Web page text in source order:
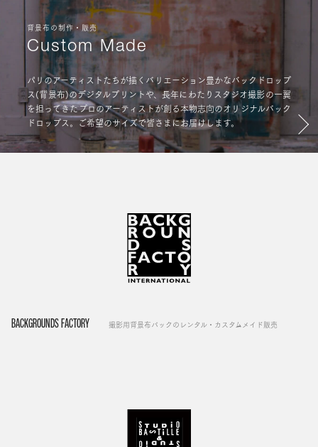
背景布の制作・販売
Custom Made
パリのアーティストたちが描くバリエーション豊かなバックドロップ
ス(背景布)のデジタルプリントや、長年にわたりスタジオ撮影の一翼
を担ってきたプロのアーティストが創る本物志向のオリジナルバック
ドロップス。ご希望のサイズで皆さまにお届けします。
BACKGROUNDS FACTORY 撮影用背景布バックのレンタル・カスタムメイド販売